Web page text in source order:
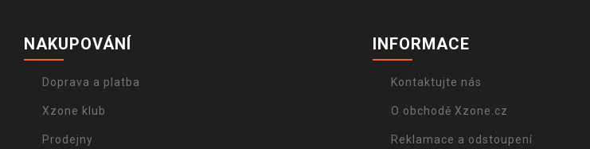
NAKUPOVÁNÍ
Doprava a platba
Xzone klub
Prodejny
INFORMACE
Kontaktujte nás
O obchodě Xzone.cz
Reklamace a odstoupení